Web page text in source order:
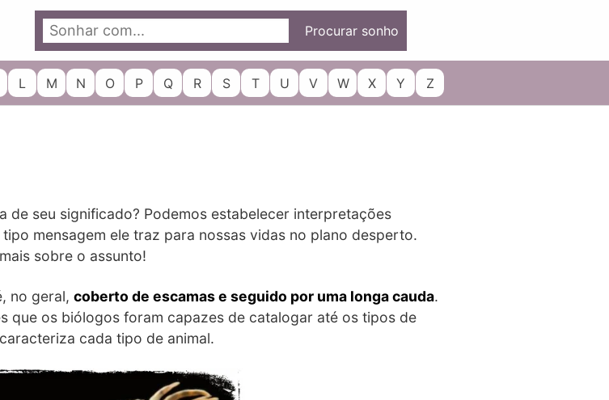
Procurar sonho
L M N O P Q R S T U V W X Y Z
de seu significado? Podemos estabelecer interpretações
mensagem ele traz para nossas vidas no plano desperto.
sobre o assunto!
no geral, coberto de escamas e seguido por uma longa cauda.
que os biólogos foram capazes de catalogar até os tipos de
cada tipo de animal.